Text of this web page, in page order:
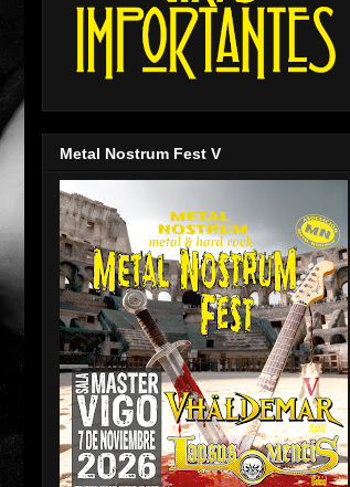
Metal Nostrum Fest V